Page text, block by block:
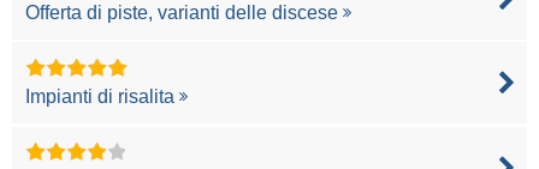
Offerta di piste, varianti delle discese
Impianti di risalita